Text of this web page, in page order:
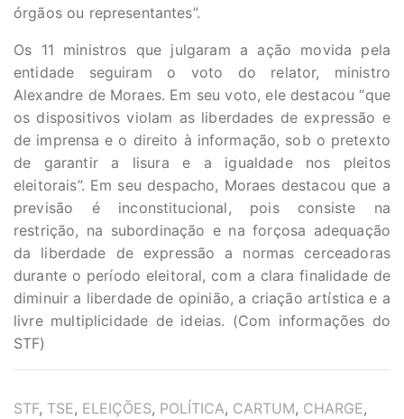
órgãos ou representantes”.
Os 11 ministros que julgaram a ação movida pela
entidade seguiram o voto do relator, ministro
Alexandre de Moraes. Em seu voto, ele destacou “que
os dispositivos violam as liberdades de expressão e
de imprensa e o direito à informação, sob o pretexto
de garantir a lisura e a igualdade nos pleitos
eleitorais”. Em seu despacho, Moraes destacou que a
previsão é inconstitucional, pois consiste na
restrição, na subordinação e na forçosa adequação
da liberdade de expressão a normas cerceadoras
durante o período eleitoral, com a clara finalidade de
diminuir a liberdade de opinião, a criação artística e a
livre multiplicidade de ideias. (Com informações do
STF)
TAGS
STF, TSE, ELEIÇÕES, POLÍTICA, CARTUM, CHARGE,